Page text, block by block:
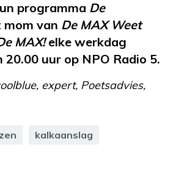
programma De
van De MAX Weet
MAX!elke werkdag
20.00 uur op NPO Radio 5.
expert, Poetsadvies,
kalkaanslag